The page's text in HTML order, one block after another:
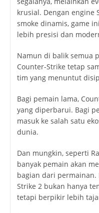
krusial. Dengan engine
smoke dinamis, game
lebih presisi dan
Namun di balik semua
Counter-Strike tetap
tim yang menuntut
Bagi pemain lama,
yang diperbarui. Bagi
masuk ke salah satu
dunia.
Dan mungkin, seperti
banyak pemain akan
bagian dari permainan.
Strike 2 bukan hanya
tetapi berpikir lebih